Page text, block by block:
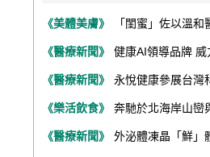
《美體美膚》 「閨蜜」佐以溫和醫療科技，陪伴女性
《醫療新聞》 健康AI領導品牌 威力先進得獎不斷 同獲『玉山
《醫療新聞》 永悅健康參展台灣科技醫療展 展現數位
《樂活飲食》 奔馳於北海岸山巒與碧海間 跑出屬於你的生命之光 『2026光境半程馬拉
《醫療新聞》 外泌體凍晶「鮮」體驗！亞家生技解鎖24個月高活性 專利瓶蓋「秒回溶